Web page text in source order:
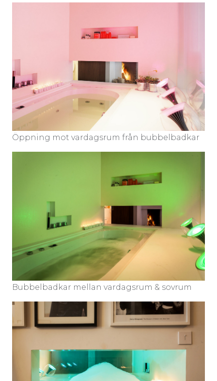
Öppning mot vardagsrum från bubbelbadkar
Bubbelbadkar mellan vardagsrum & sovrum